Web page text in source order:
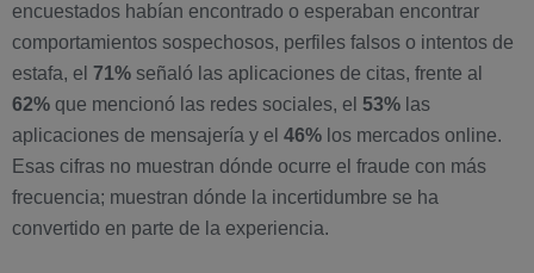
encuestados habían encontrado o esperaban encontrar
comportamientos sospechosos, perfiles falsos o intentos de
estafa, el 71% señaló las aplicaciones de citas, frente al
62% que mencionó las redes sociales, el 53% las
aplicaciones de mensajería y el 46% los mercados online.
Esas cifras no muestran dónde ocurre el fraude con más
frecuencia; muestran dónde la incertidumbre se ha
convertido en parte de la experiencia.